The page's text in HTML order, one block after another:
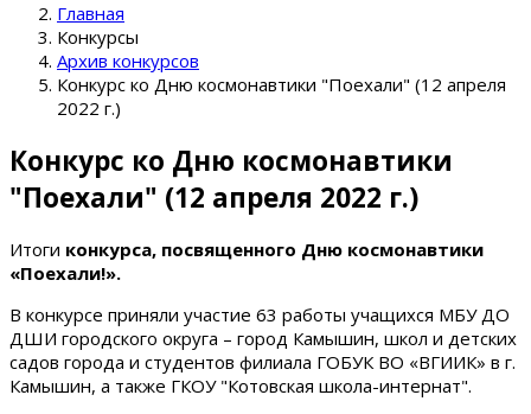
Главная
Конкурсы
Архив конкурсов
Конкурс ко Дню космонавтики "Поехали" (12 апреля
2022 г.)
Конкурс ко Дню космонавтики
"Поехали" (12 апреля 2022 г.)
Итоги конкурса, посвященного Дню космонавтики
«Поехали!».
В конкурсе приняли участие 63 работы учащихся МБУ ДО
ДШИ городского округа – город Камышин, школ и детских
садов города и студентов филиала ГОБУК ВО «ВГИИК» в г.
Камышин, а также ГКОУ "Котовская школа-интернат".